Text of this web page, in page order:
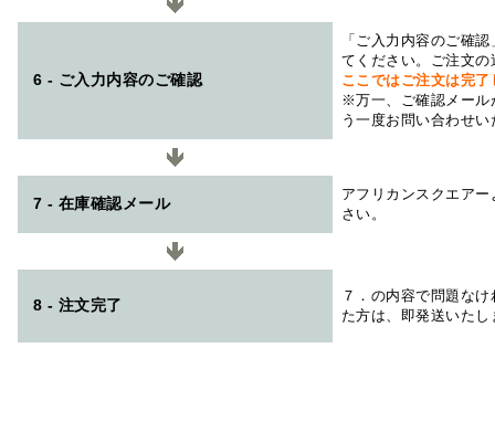
6 - ご入力内容のご確認
「ご入力内容のご確
てください。ご注文
ここではご注文は完
※万一、ご確認メール
う一度お問い合わせ
7 - 在庫確認メール
アフリカンスクエアー
さい。
8 - 注文完了
７．の内容で問題な
た方は、即発送いたし